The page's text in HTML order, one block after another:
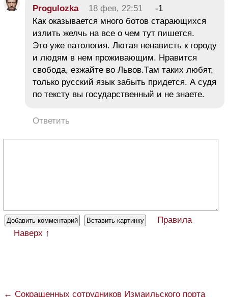
Progulozka 18 фев, 22:51
-1
Как оказывается много ботов старающихся
излить желчь на все о чем тут пишется.
Это уже патология. Лютая ненависть к городу
и людям в нем проживающим. Нравится
свобода, езжайте во Львов.Там таких любят,
только русский язык забыть придется. А судя
по тексту вы государственный и не знаете.
Ответить
Правила
Наверх ↑
← Сокращенных сотрудников Измаильского порта